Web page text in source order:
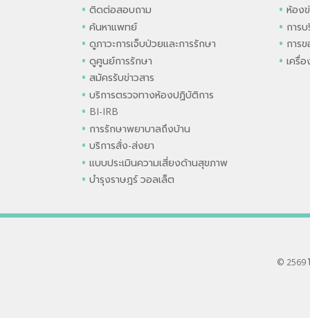
ติดต่อสอบถาม
ค้นหาแพทย์
ดูภาวะการเจ็บป่วยและการรักษา
ดูศูนย์การรักษา
สมัครรับข่าวสาร
บริการตรวจทางห้องปฏิบัติการ
BI-IRB
การรักษาพยาบาลถึงบ้าน
บริการสั่ง-ส่งยา
แบบประเมินความเสี่ยงด้านสุขภาพ
บำรุงราษฎร์ วอลเล็ต
ห้อง
การ
การ
เครื่
© 2569